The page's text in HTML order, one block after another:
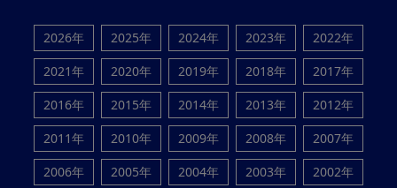
2026年 2025年 2024年 2023年
2022年
2021年
2020年 2019年 2018年
2017年
2016年
2015年 2014年 2013年
2012年
2011年
2010年 2009年 2008年
2007年
2006年
2005年 2004年 2003年
2002年